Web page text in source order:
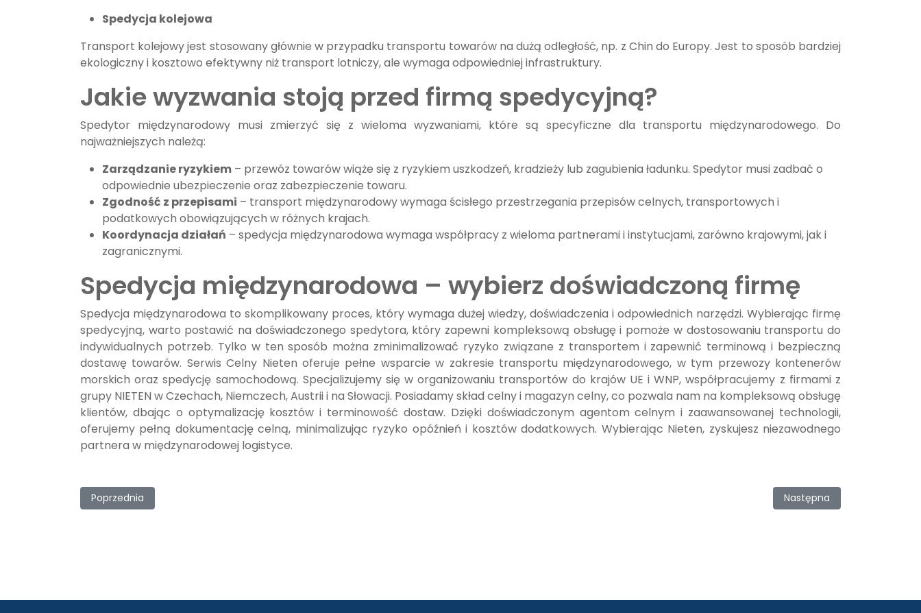
Spedycja kolejowa
Transport kolejowy jest stosowany głównie w przypadku transportu towarów na dużą odległość, np. z Chin do Europy. Jest to sposób bardziej
ekologiczny i kosztowo efektywny niż transport lotniczy, ale wymaga odpowiedniej infrastruktury.
Jakie wyzwania stoją przed firmą spedycyjną?
Spedytor międzynarodowy musi zmierzyć się z wieloma wyzwaniami, które są specyficzne dla transportu międzynarodowego. Do
najważniejszych należą:
Zarządzanie ryzykiem – przewóz towarów wiąże się z ryzykiem uszkodzeń, kradzieży lub zagubienia ładunku. Spedytor musi zadbać o
odpowiednie ubezpieczenie oraz zabezpieczenie towaru.
Zgodność z przepisami – transport międzynarodowy wymaga ścisłego przestrzegania przepisów celnych, transportowych i
podatkowych obowiązujących w różnych krajach.
Koordynacja działań – spedycja międzynarodowa wymaga współpracy z wieloma partnerami i instytucjami, zarówno krajowymi, jak i
zagranicznymi.
Spedycja międzynarodowa – wybierz doświadczoną firmę
Spedycja międzynarodowa to skomplikowany proces, który wymaga dużej wiedzy, doświadczenia i odpowiednich narzędzi. Wybierając firmę
spedycyjną, warto postawić na doświadczonego spedytora, który zapewni kompleksową obsługę i pomoże w dostosowaniu transportu do
indywidualnych potrzeb. Tylko w ten sposób można zminimalizować ryzyko związane z transportem i zapewnić terminową i bezpieczną
dostawę towarów. Serwis Celny Nieten oferuje pełne wsparcie w zakresie transportu międzynarodowego, w tym przewozy kontenerów
morskich oraz spedycję samochodową. Specjalizujemy się w organizowaniu transportów do krajów UE i WNP, współpracujemy z firmami z
grupy NIETEN w Czechach, Niemczech, Austrii i na Słowacji. Posiadamy skład celny i magazyn celny, co pozwala nam na kompleksową obsługę
klientów, dbając o optymalizację kosztów i terminowość dostaw. Dzięki doświadczonym agentom celnym i zaawansowanej technologii,
oferujemy pełną dokumentację celną, minimalizując ryzyko opóźnień i kosztów dodatkowych. Wybierając Nieten, zyskujesz niezawodnego
partnera w międzynarodowej logistyce.
Poprzednia strona: Co to jest status AEO i jak go uzyskać - poradnik od agencji celnej
Poprzednia Następna strona: Logistyka
Następna